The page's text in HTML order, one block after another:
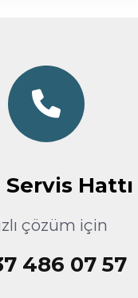
Hattı
çözüm için
486 07 57